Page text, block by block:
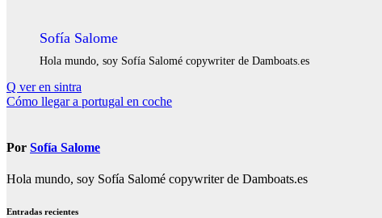
Sofía Salome
Hola mundo, soy Sofía Salomé copywriter de Damboats.es
Navegación
de
Q ver en sintra
Cómo llegar a portugal en coche
Por Sofía Salome
Hola mundo, soy Sofía Salomé copywriter de Damboats.es
Entradas recientes